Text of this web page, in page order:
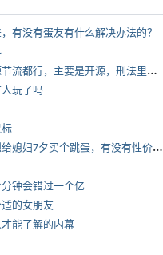
有没有蛋友有什么解决办法的？
*
有啥搞钱的路子吗，开源节流都行，主要是开源，刑法里的咱不做
玩了吗
*
想请教有经验的蛋友，想给媳妇7夕买个跳蛋，有没有性价比高的推荐
钟会错过一个亿
的女朋友
能了解的内幕